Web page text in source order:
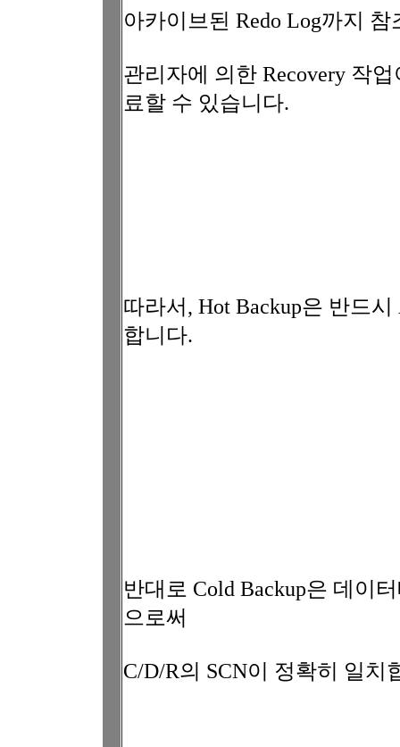
아카이브된 Redo Log까지
관리자에 의한 Recovery 작
료할 수 있습니다.
따라서, Hot Backup은 반드
합니다.
반대로 Cold Backup은 데이
으로써
C/D/R의 SCN이 정확히 일치